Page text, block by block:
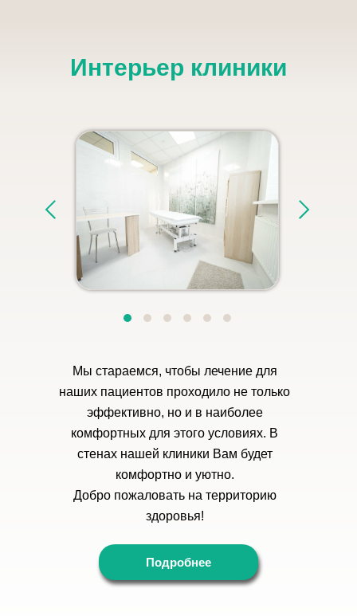
Интерьер клиники
Мы стараемся, чтобы лечение для
наших пациентов проходило не только
эффективно, но и в наиболее
комфортных для этого условиях. В
стенах нашей клиники Вам будет
комфортно и уютно.
Добро пожаловать на территорию
здоровья!
Подробнее